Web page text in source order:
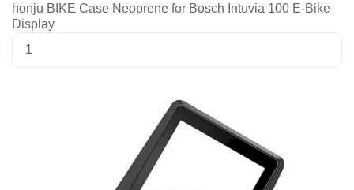
honju BIKE Case Neoprene for Bosch Intuvia 100 E-Bike
Display